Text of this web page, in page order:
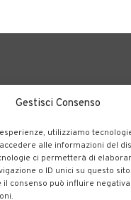
Gestisci Consenso
utilizziamo
alle informazioni del
ci permetterà di
o ID unici su questo
consenso può influire
portale delle tre
pubblico locale su tutto
bergamasco.